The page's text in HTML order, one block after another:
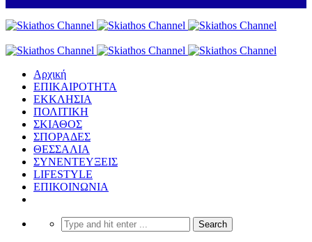
Αρχική
ΕΠΙΚΑΙΡΟΤΗΤΑ
ΕΚΚΛΗΣΙΑ
ΠΟΛΙΤΙΚΗ
ΣΚΙΑΘΟΣ
ΣΠΟΡΑΔΕΣ
ΘΕΣΣΑΛΙΑ
ΣΥΝΕΝΤΕΥΞΕΙΣ
LIFESTYLE
ΕΠΙΚΟΙΝΩΝΙΑ